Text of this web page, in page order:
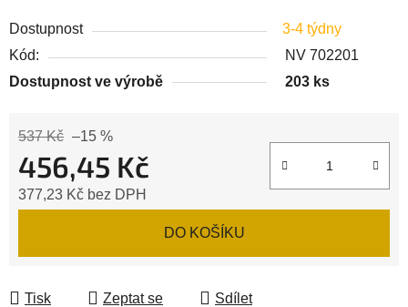
Dostupnost
3-4 týdny
Kód:
NV 702201
Dostupnost ve výrobě
203 ks
537 Kč –15 %
456,45 Kč
377,23 Kč bez DPH
DO KOŠÍKU
Tisk Zeptat se Sdílet